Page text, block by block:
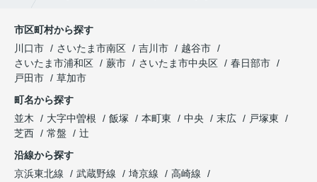
市区町村から探す
川口市
さいたま市南区 吉川市
越谷市
さいたま市浦和区
蕨市 さいたま市中央区
春日部市
戸田市
草加市
町名から探す
並木
大字中曽根 飯塚 本町東 中央 末広
戸塚東
芝西
常盤
辻
沿線から探す
京浜東北線
武蔵野線 埼京線
高崎線